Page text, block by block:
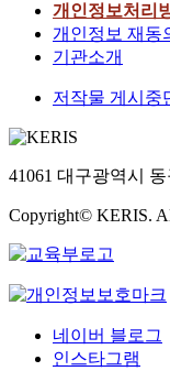
개인정보처리
개인정보 재동
기관소개
저작물 게시중
41061 대구광역시
Copyright© KERIS.
네이버 블로그
인스타그램